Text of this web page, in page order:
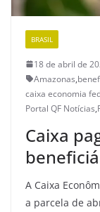
BRASIL
18 de abril de
Amazonas,
caixa economia
Portal QF Notícias,
Caixa
A Caixa
a parcela de